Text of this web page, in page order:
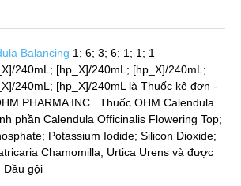
Balancing 1; 6; 3; 6; 1; 1; 1
240mL; [hp_X]/240mL; [hp_X]/240mL;
240mL; [hp_X]/240mL là Thuốc kê đơn -
PHARMA INC.. Thuốc OHM Calendula
phần Calendula Officinalis Flowering Top;
Potassium Iodide; Silicon Dioxide;
Chamomilla; Urtica Urens và được
Dầu gội